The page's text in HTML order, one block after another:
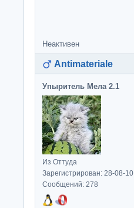
Неактивен
Antimateriale
Упыритель Мела 2.1
Из Оттуда
Зарегистрирован: 28-08-10
Сообщений: 278